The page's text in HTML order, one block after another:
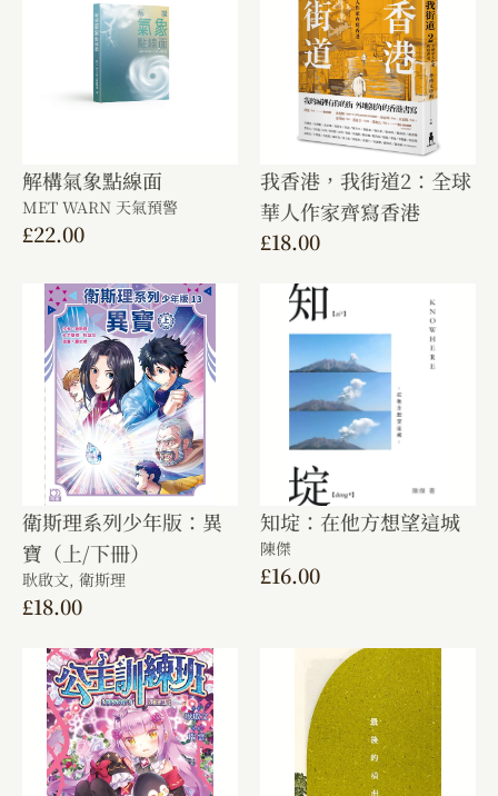
解構氣象點線面
MET WARN 天氣預警
£22.00
我香港，我街道2：全球
華人作家齊寫香港
£18.00
衛斯理系列少年版：異
寶（上/下冊）
耿啟文, 衛斯理
£18.00
知埞：在他方想望這城
陳傑
£16.00